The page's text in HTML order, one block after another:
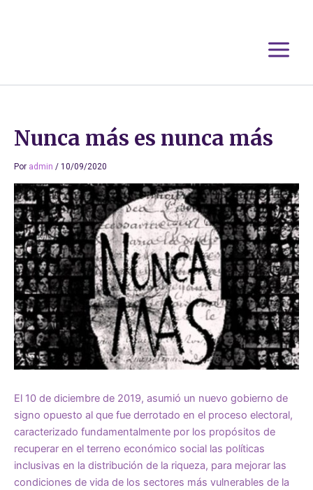
Nunca más es nunca más
Por admin / 10/09/2020
El 10 de diciembre de 2019, asumió un nuevo gobierno de
signo opuesto al que fue derrotado en el proceso electoral,
caracterizado fundamentalmente por los propósitos de
recuperar en el terreno económico social las políticas
inclusivas en la distribución de la riqueza, para mejorar las
condiciones de vida de los sectores más vulnerables de la